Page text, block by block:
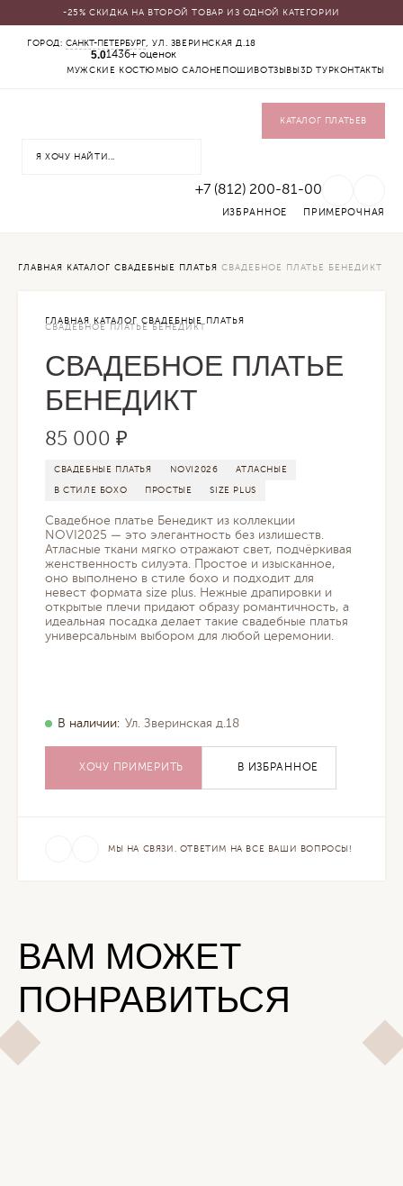
-25% СКИДКА НА ВТОРОЙ ТОВАР ИЗ ОДНОЙ КАТЕГОРИИ
ГОРОД: САНКТ-ПЕТЕРБУРГ , УЛ. ЗВЕРИНСКАЯ Д.18
5.01436+ оценок
МУЖСКИЕ КОСТЮМЫО САЛОНЕ ПОШИВОТЗЫВЫ 3D ТУРКОНТАКТЫ
КАТАЛОГ ПЛАТЬЕВ
+7 (812) 200-81-00
ИЗБРАННОЕ ПРИМЕРОЧНАЯ
ГЛАВНАЯ КАТАЛОГ СВАДЕБНЫЕ ПЛАТЬЯ СВАДЕБНОЕ ПЛАТЬЕ БЕНЕДИКТ
ГЛАВНАЯ КАТАЛОГ СВАДЕБНЫЕ ПЛАТЬЯ
СВАДЕБНОЕ ПЛАТЬЕ БЕНЕДИКТ
СВАДЕБНОЕ ПЛАТЬЕ
БЕНЕДИКТ
85 000 ₽
СВАДЕБНЫЕ ПЛАТЬЯ NOVI2026 АТЛАСНЫЕ
В СТИЛЕ БОХО ПРОСТЫЕ SIZE PLUS
Свадебное платье Бенедикт из коллекции
NOVI2025 — это элегантность без излишеств.
Атласные ткани мягко отражают свет, подчёркивая
женственность силуэта. Простое и изысканное,
оно выполнено в стиле бохо и подходит для
невест формата size plus. Нежные драпировки и
открытые плечи придают образу романтичность, а
идеальная посадка делает такие свадебные платья
универсальным выбором для любой церемонии.
В наличии: Ул. Зверинская д.18
ХОЧУ ПРИМЕРИТЬ В ИЗБРАННОЕ
МЫ НА СВЯЗИ. ОТВЕТИМ НА ВСЕ ВАШИ ВОПРОСЫ!
ВАМ МОЖЕТ
ПОНРАВИТЬСЯ
КАТАЛОГ
СВАДЕБНЫЕ ПЛАТЬЯ
ВЕЧЕРНИЕ ПЛАТЬЯ